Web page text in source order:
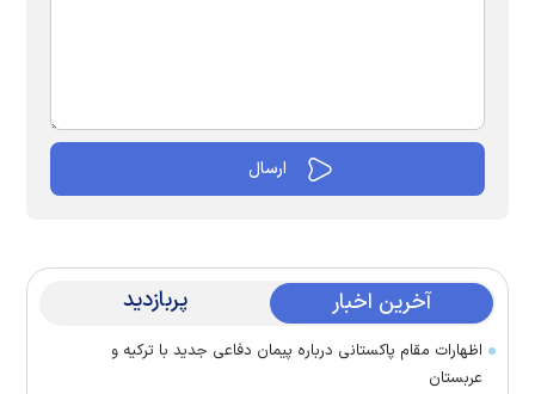
آخرین اخبار پربازدید
اظهارات مقام پاکستانی درباره پیمان دفاعی جدید با ترکیه و
عربستان